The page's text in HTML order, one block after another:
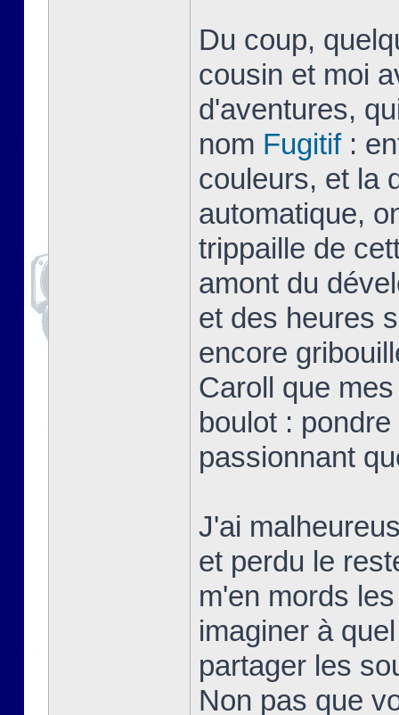
Du coup,
cousin et moi
d'aventures,
nom Fugitif:
couleurs, et la
automatique,
trippaille de
amont du
et des heures
encore
Caroll que
boulot :
passionnant
J'ai
et perdu le
m'en mords
imaginer à
partager les
Non pas que